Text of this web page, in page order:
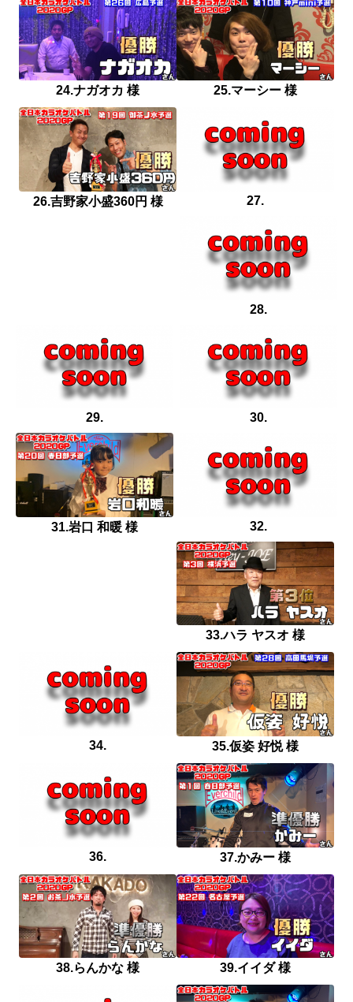
24.ナガオカ 様 25.マーシー 様
26.吉野家小盛360円 様 27.
28.
29. 30.
31.岩口 和暖 様 32.
33.ハラ ヤスオ 様
34. 35.仮姿 好悦 様
36. 37.かみー 様
38.らんかな 様 39.イイダ 様